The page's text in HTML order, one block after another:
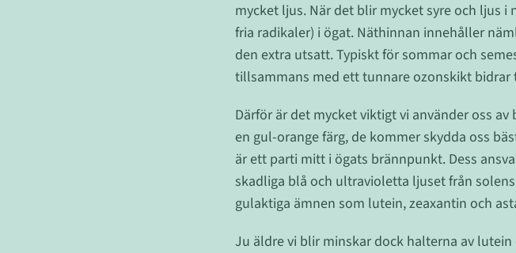
mycket ljus. När det blir mycket syre och ljus
fria radikaler) i ögat. Näthinnan innehåller
den extra utsatt. Typiskt för sommar och
tillsammans med ett tunnare ozonskikt
Därför är det mycket viktigt vi använder oss
en gul-orange färg, de kommer skydda oss
är ett parti mitt i ögats brännpunkt. Dess
skadliga blå och ultravioletta ljuset från
gulaktiga ämnen som lutein, zeaxantin och
Ju äldre vi blir minskar dock halterna av